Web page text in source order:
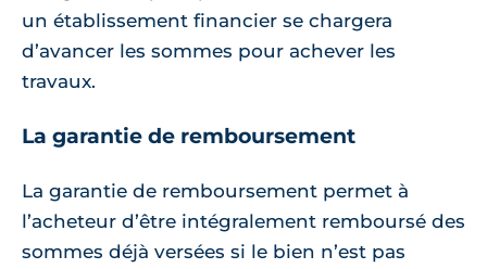
un établissement financier se chargera
d’avancer les sommes pour achever les
travaux.
La garantie de remboursement
La garantie de remboursement permet à
l’acheteur d’être intégralement remboursé des
sommes déjà versées si le bien n’est pas